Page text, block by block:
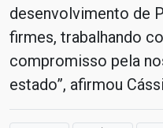
desenvolvimento de
firmes, trabalhando
compromisso pela
estado”, afirmou